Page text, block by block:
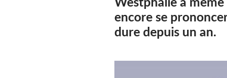
encore se
dure depuis un an.